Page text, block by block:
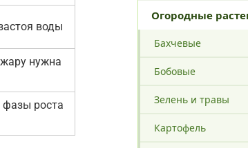
воды
нужна
фазы роста
Огородные
Бахчевые
Бобовые
Зелень и травы
Картофель